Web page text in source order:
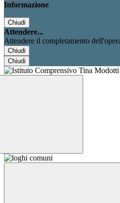
Informazione
Chiudi
Attendere...
Attendere il completamento
Chiudi
Chiudi